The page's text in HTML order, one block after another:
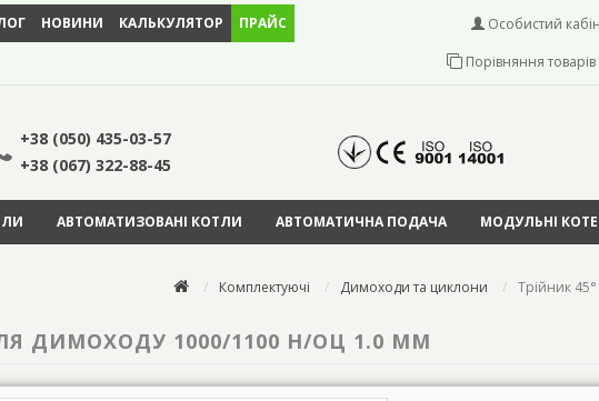
НОВИНИ КАЛЬКУЛЯТОР ПРАЙС
Особистий
Порівняння товарів
+38 (050) 435-03-57
+38 (067) 322-88-45
АВТОМАТИЗОВАНІ КОТЛИ АВТОМАТИЧНА ПОДАЧА МОДУЛЬНІ
Комплектуючі Димоходи та циклони Трійник
ДИМОХОДУ 1000/1100 Н/ОЦ 1.0 ММ